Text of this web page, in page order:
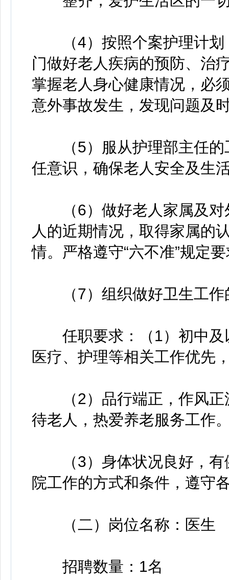
（4）按照个案护理计划
门做好老人疾病的预防、治
掌握老人身心健康情况，必
意外事故发生，发现问题及
（5）服从护理部主任的
任意识，确保老人安全及生
（6）做好老人家属及对
人的近期情况，取得家属的
情。严格遵守“六不准”规定
（7）组织做好卫生工作
任职要求：（1）初中及
医疗、护理等相关工作优先
（2）品行端正，作风正
待老人，热爱养老服务工作
（3）身体状况良好，有
院工作的方式和条件，遵守
（二）岗位名称：医生
招聘数量：1名